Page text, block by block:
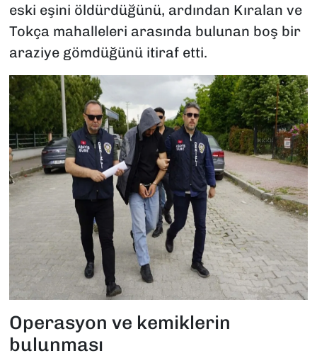
eski eşini öldürdüğünü, ardından Kıralan ve
Tokça mahalleleri arasında bulunan boş bir
araziye gömdüğünü itiraf etti.
Operasyon ve kemiklerin
bulunması